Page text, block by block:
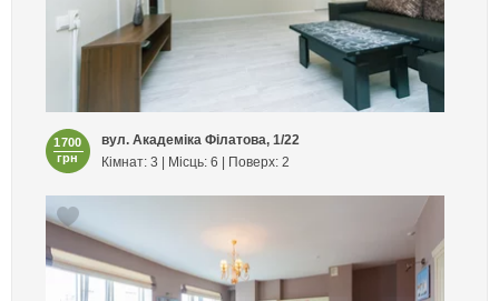
1700
грн
вул. Академіка Філатова, 1/22
Кімнат: 3 | Місць: 6 | Поверх: 2